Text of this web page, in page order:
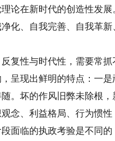
论在新时代的创造性发
化、自我完善、自我革
性与时代性，需要常抓
呈现出鲜明的特点：一
。坏的作风旧弊未除根
念、利益格局、行为惯
面临的执政考验是不同